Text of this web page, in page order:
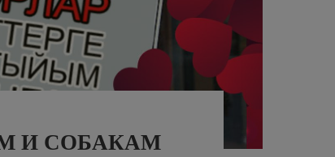
И СОБАКАМ